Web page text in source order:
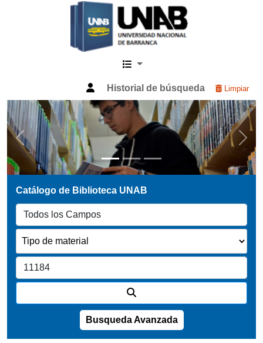
Catalogo Web UNAB
Historial de búsqueda Limpiar
Previous Next
Busqueda Avanzada